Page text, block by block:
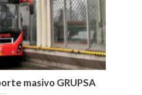
masivo GRUPSA